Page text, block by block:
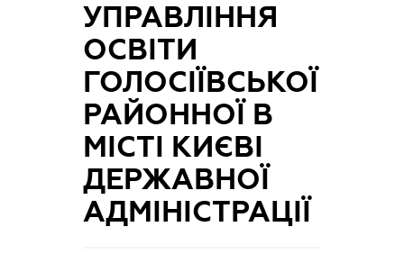
УПРАВЛІННЯ
ОСВІТИ
ГОЛОСІЇВСЬКОЇ
РАЙОННОЇ В
МІСТІ КИЄВІ
ДЕРЖАВНОЇ
АДМІНІСТРАЦІЇ